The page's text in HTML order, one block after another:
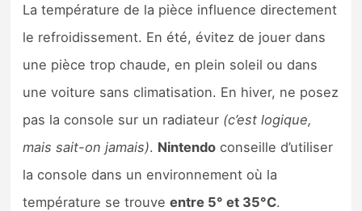
La température de la pièce influence directement
le refroidissement. En été, évitez de jouer dans
une pièce trop chaude, en plein soleil ou dans
une voiture sans climatisation. En hiver, ne posez
pas la console sur un radiateur (c’est logique,
mais sait-on jamais). Nintendo conseille d’utiliser
la console dans un environnement où la
température se trouveentre 5° et 35°C.